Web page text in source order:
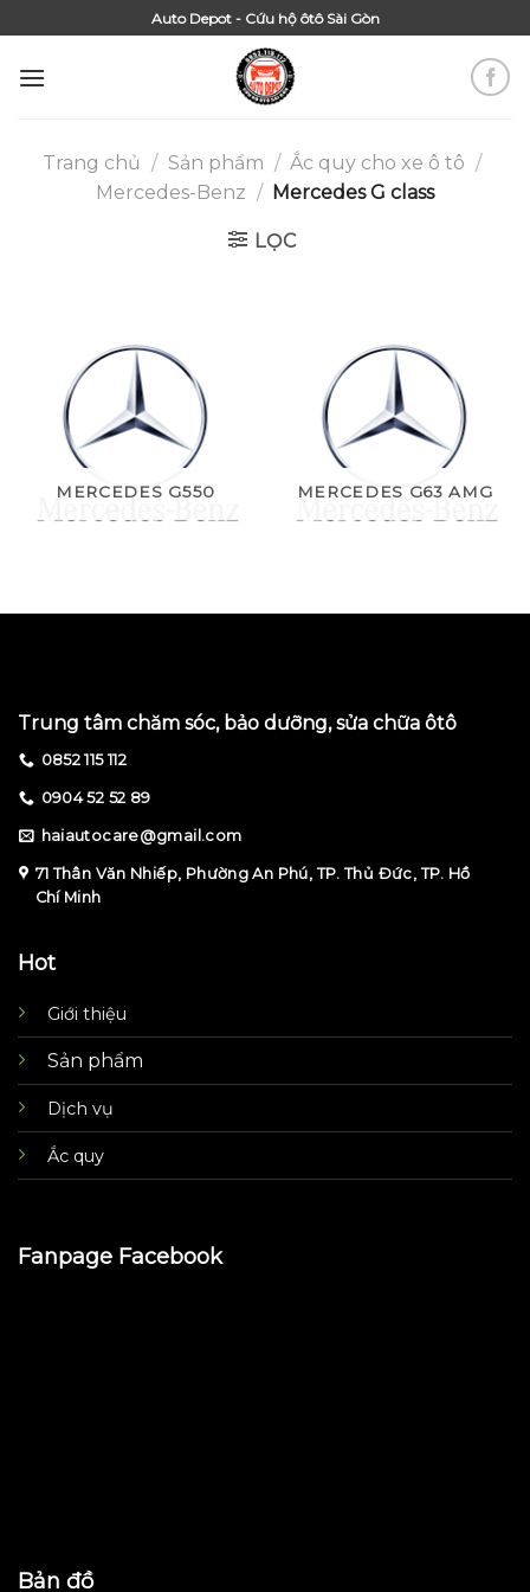
to
content
Auto Depot - Cứu hộ ôtô Sài Gòn
Trang chủ / Sản phẩm / Ắc quy cho xe ô tô /
Mercedes-Benz / Mercedes G class
LỌC
MERCEDES G550 MERCEDES G63 AMG
Trung tâm chăm sóc, bảo dưỡng, sửa chữa ôtô
0852 115 112
0904 52 52 89
haiautocare@gmail.com
71 Thân Văn Nhiếp, Phường An Phú, TP. Thủ Đức, TP. Hồ
Chí Minh
Hot
Giới thiệu
Sản phẩm
Dịch vụ
Ắc quy
Fanpage Facebook
Bản đồ